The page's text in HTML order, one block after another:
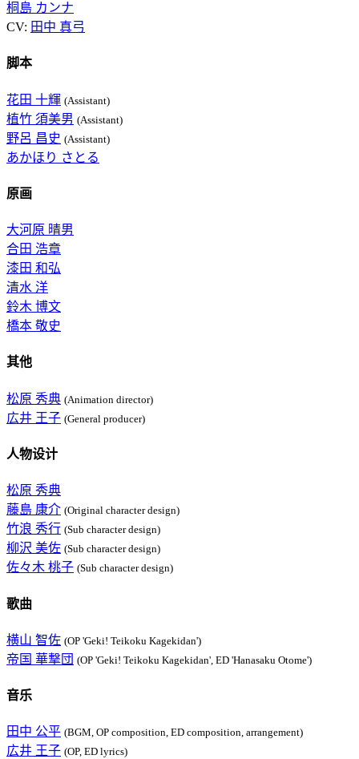
桐島 カンナ
CV: 田中 真弓
脚本
花田 十輝 (Assistant)
植竹 須美男 (Assistant)
野呂 昌史 (Assistant)
あかほり さとる
原画
大河原 晴男
合田 浩章
漆田 和弘
清水 洋
鈴木 博文
橋本 敬史
其他
松原 秀典 (Animation director)
広井 王子 (General producer)
人物设计
松原 秀典
藤島 康介 (Original character design)
竹浪 秀行 (Sub character design)
柳沢 美佐 (Sub character design)
佐々木 桃子 (Sub character design)
歌曲
横山 智佐 (OP 'Geki! Teikoku Kagekidan')
帝国 華撃団 (OP 'Geki! Teikoku Kagekidan', ED 'Hanasaku Otome')
音乐
田中 公平 (BGM, OP composition, ED composition, arrangement)
広井 王子 (OP, ED lyrics)